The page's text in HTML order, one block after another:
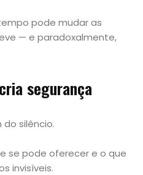
pode mudar as
— e paradoxalmente,
segurança
silêncio.
se pode oferecer e o que
invisíveis.